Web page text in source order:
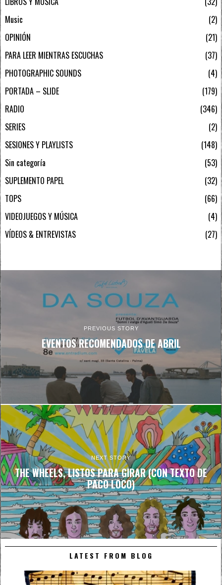
Music
2
OPINIÓN
21
PARA LEER MIENTRAS ESCUCHAS
37
PHOTOGRAPHIC SOUNDS
4
PORTADA – SLIDE
179
RADIO
346
SERIES
2
SESIONES Y PLAYLISTS
148
Sin categoría
53
SUPLEMENTO PAPEL
32
TOPS
66
VIDEOJUEGOS Y MÚSICA
4
VÍDEOS & ENTREVISTAS
27
PREVIOUS STORY
EVENTOS RECOMENDADOS DE ABRIL
NEXT STORY
THE WHEELS, LISTOS PARA GIRAR (CON TEXTO DE
PACO LOCO)
LATEST FROM BLOG